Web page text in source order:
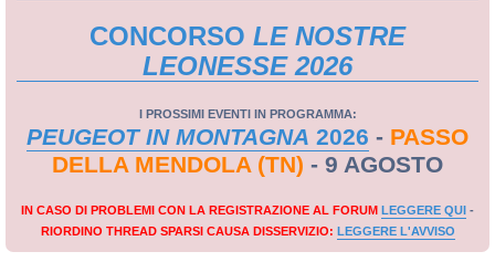
CONCORSO LE NOSTRE
LEONESSE 2026
I PROSSIMI EVENTI IN PROGRAMMA:
PEUGEOT IN MONTAGNA 2026 - PASSO
DELLA MENDOLA (TN) - 9 AGOSTO
IN CASO DI PROBLEMI CON LA REGISTRAZIONE AL FORUM LEGGERE QUI -
RIORDINO THREAD SPARSI CAUSA DISSERVIZIO: LEGGERE L'AVVISO